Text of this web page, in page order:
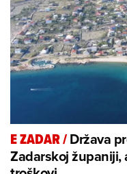
E ZADAR/Država
Zadarskoj